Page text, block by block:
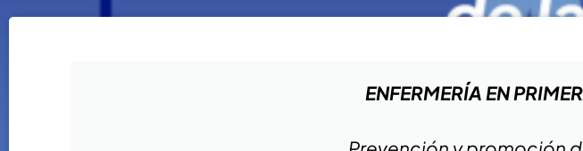
ENFERMERÍA EN